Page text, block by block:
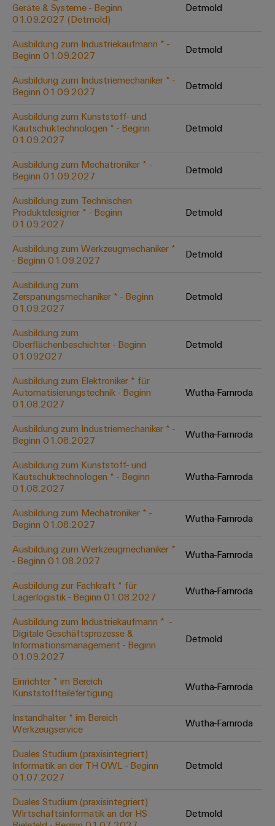
Verbindungslösungen
für
Konventionelle
Zukunftssicherheit
für
Energieerzeugung
Maschinenbau
für
verschiedene
der
Maschinen
und
Öl
&
Gas
Sicherer
mit
vernetzten
Lösungen
die
Prozessindustrie
Mehr
Ressourceneffizienz
Sonnenenergie
Schaltschrankbau
für
die
im
Schaltschrankbau
Schienenfahrzeuge
Moderne
digitale
Lösungen
für
klimafreundliche
im
Bahnverkehr
Schiffbau
Umfassende
für
die
maritime
Wasseraufbereitung
Systeme
und
Lösungen
Automatisierung
Energiemanagement-
Lösungen
&
Software
Industrial
Analytics
Automation
Industrial
IoT
Industrial
Industrial
Service
Platform
easyConnect
EZA-
Regler
Gerätehersteller
Leiterplattensteckverbinder
Leiterplattenklemmen
Connector
Services
Equipment
(OEM)
Elektronikgehäuse
Blitz-
und
Überspannungsschutz
Generatoranschlusskasten
Feldbusverteiler
&
Software
Steuerungen
Systeme
Industrial
Ethernet
Touch-
Engineering-
Visualisierungstools
Energiemessung
und
Smart
Metering
Weidmüller
Industrial
AI
Remote
Access
&
Cloud-
Services
Industrial
Service
Platform
easyConnect
Werkstatt
Zubehör
Technischer
Support
Umweltbezogene
Produktkonformität
Engineering
Technische
Produktkataloge
Reparatur
Ersatzteile
Trainings
und
Webinare
PSIRT
Digitale
Bestellmöglichkeiten
OCI-
EDI-
Schnittstelle
ALLE
Fachpressemeldungen
Pressekontakt
Unsere
Partner
IIoT
Automation
Netzwerk
IIoT
and
Automation
Solution
Partner
finden
Solution
Partner
Systemintegratoren
Messen
&
Events
Globale
Messen
&
Offene
Ausbildungs-
und
Veranstaltungen
Aktuelle
Termine
für
Schulklassen
Chancen in der
Unser
Thüringen
Geräte & Systeme - Beginn
01.09.2027 (Detmold)
Detmold
Ausbildung zum Industriekaufmann * -
Beginn 01.09.2027
Detmold
Ausbildung zum Industriemechaniker * -
Beginn 01.09.2027
Detmold
Ausbildung zum Kunststoff- und
Kautschuktechnologen * - Beginn
01.09.2027
Detmold
Ausbildung zum Mechatroniker * -
Beginn 01.09.2027
Detmold
Ausbildung zum Technischen
Produktdesigner * - Beginn
01.09.2027
Detmold
Ausbildung zum Werkzeugmechaniker *
- Beginn 01.09.2027
Detmold
Ausbildung zum
Zerspanungsmechaniker * - Beginn
01.09.2027
Detmold
Ausbildung zum
Oberflächenbeschichter - Beginn
01.092027
Detmold
Ausbildung zum Elektroniker * für
Automatisierungstechnik - Beginn
01.08.2027
Wutha-Farnroda
Ausbildung zum Industriemechaniker * -
Beginn 01.08.2027
Wutha-Farnroda
Ausbildung zum Kunststoff- und
Kautschuktechnologen * - Beginn
01.08.2027
Wutha-Farnroda
Ausbildung zum Mechatroniker * -
Beginn 01.08.2027
Wutha-Farnroda
Ausbildung zum Werkzeugmechaniker *
- Beginn 01.08.2027
Wutha-Farnroda
Ausbildung zur Fachkraft * für
Lagerlogistik - Beginn 01.08.2027
Wutha-Farnroda
Ausbildung zum Industriekaufmann * ​ -
Digitale Geschäftsprozesse &
Informationsmanagement - Beginn
01.09.2027
Detmold
Einrichter * im Bereich
Kunststoffteilefertigung
Wutha-Farnroda
Instandhalter * im Bereich
Werkzeugservice
Wutha-Farnroda
Duales Studium (praxisintegriert)
Informatik an der TH OWL - Beginn
01.07.2027
Detmold
Duales Studium (praxisintegriert)
Wirtschaftsinformatik an der HS
Detmold